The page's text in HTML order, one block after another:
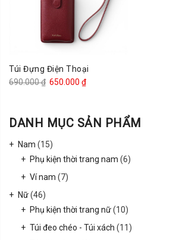
Túi Đựng Điện Thoại
690.000₫ Giá
690.000 ₫.
650.000 ₫Giá
là:
DANH MỤC SẢN PHẨM
Nam (15)
Phụ kiện thời trang nam (6)
Ví nam (7)
Nữ(46)
Phụ kiện thời trang nữ(10)
Túi đeo chéo - Túi xách (11)